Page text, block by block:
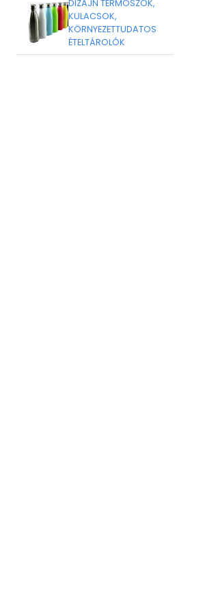
DIZÁJN TERMOSZOK,
KULACSOK,
KÖRNYEZETTUDATOS
ÉTELTÁROLÓK